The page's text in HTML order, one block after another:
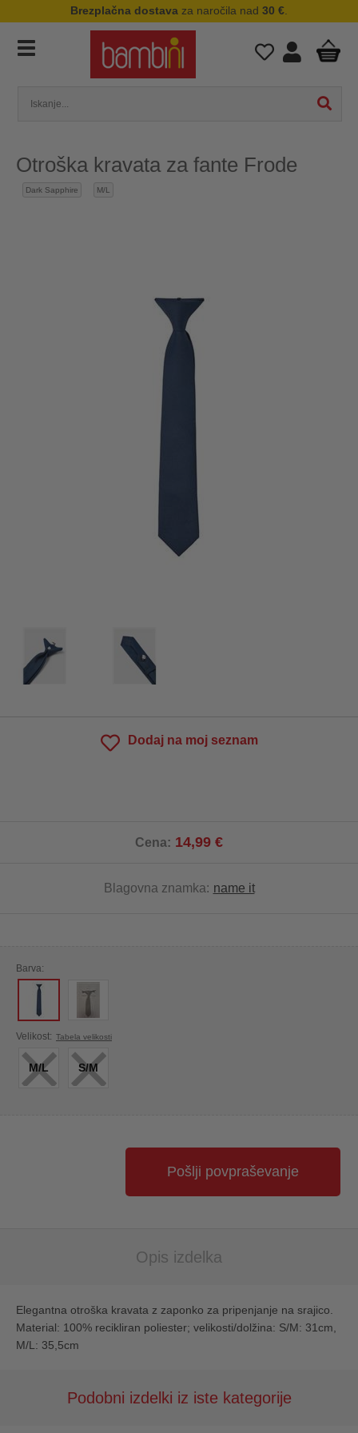
Brezplačna dostava za naročila nad 30 €
Otroška kravata za fante Frode
Dark Sapphire M/L
Dodaj na moj seznam
Cena: 14,99 €
Blagovna znamka: name it
Barva:
Velikost: Tabela velikosti
M/L
× S/M
×
Pošlji povpraševanje
Opis izdelka
Elegantna otroška kravata z zaponko za pripenjanje na srajico.
Material: 100% recikliran poliester; velikosti/dolžina: S/M: 31cm,
M/L: 35,5cm
Podobni izdelki iz iste kategorije